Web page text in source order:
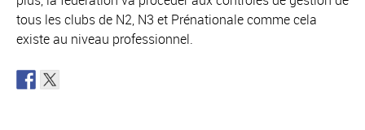
tous les clubs de N2, N3 et Prénationale comme cela
existe au niveau professionnel.